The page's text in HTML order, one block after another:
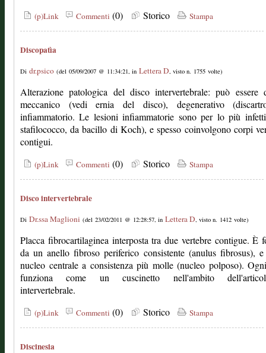
(p)Link Commenti (0) Storico Stampa
Discopatìa
Di dr.psico (del 05/09/2007 @ 11:34:21, in Lettera D, visto n. 1755 volte)
Alterazione patologica del disco intervertebrale: può essere
meccanico (vedi ernia del disco), degenerativo
infiammatorio. Le lesioni infiammatorie sono per lo più
stafilococco, da bacillo di Koch), e spesso coinvolgono corpi
contigui.
(p)Link Commenti (0) Storico Stampa
Disco intervertebrale
Di Dr.ssa Maglioni (del 23/02/2011 @ 12:28:57, in Lettera D, visto n. 1412 volte)
Placca fibrocartilaginea interposta tra due vertebre contigue. È
da un anello fibroso periferico consistente (anulus fibrosus),
nucleo centrale a consistenza più molle (nucleo polposo).
funziona come un cuscinetto nell'ambito
intervertebrale.
(p)Link Commenti (0) Storico Stampa
Discinesia